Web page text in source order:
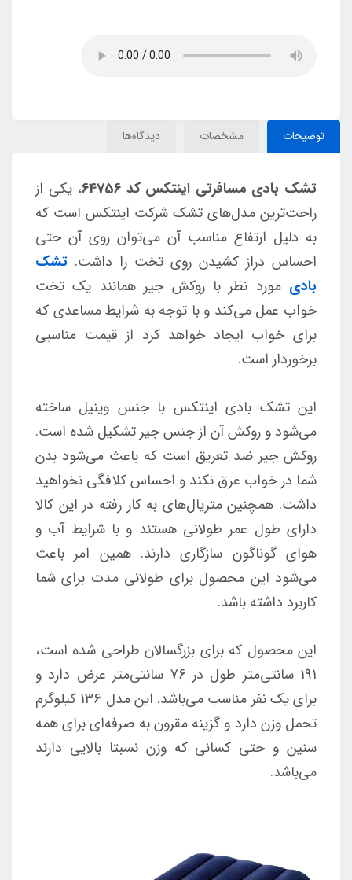
توضیحات مشخصات دیدگاه‌ها
تشک بادی مسافرتی اینتکس کد 64756
، یکی از
راحت‌ترین مدل‌های تشک شرکت اینتکس است که
به دلیل ارتفاع مناسب آن می‌توان روی آن حتی
احساس دراز کشیدن روی تخت را داشت. تشک
بادی مورد نظر با روکش جیر همانند یک تخت
خواب عمل می‌کند و با توجه به شرایط مساعدی که
برای خواب ایجاد خواهد کرد از قیمت مناسبی
برخوردار است.
این تشک بادی اینتکس با جنس وینیل ساخته
می‌شود و روکش آن از جنس جیر تشکیل شده است.
روکش جیر ضد تعریق است که باعث می‌شود بدن
شما در خواب عرق نکند و احساس کلافگی نخواهید
داشت. همچنین متریال‌های به کار رفته در این کالا
دارای طول عمر طولانی هستند و با شرایط آب و
هوای گوناگون سازگاری دارند. همین امر باعث
می‌شود این محصول برای طولانی مدت برای شما
کاربرد داشته باشد.
این محصول که برای بزرگسالان طراحی شده است،
191 سانتی‌متر طول در 76 سانتی‌متر عرض دارد و
برای یک نفر مناسب می‌باشد. این مدل 136 کیلوگرم
تحمل وزن دارد و گزینه مقرون به صرفه‌ای برای همه
سنین و حتی کسانی که وزن نسبتا بالایی دارند
می‌باشد.